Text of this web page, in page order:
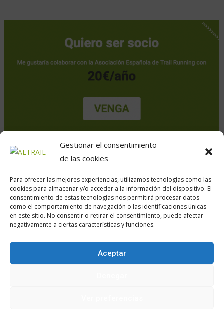
Gestionar el consentimiento
de las cookies
Para ofrecer las mejores experiencias, utilizamos tecnologías como las
cookies para almacenar y/o acceder a la información del dispositivo. El
consentimiento de estas tecnologías nos permitirá procesar datos
como el comportamiento de navegación o las identificaciones únicas
en este sitio. No consentir o retirar el consentimiento, puede afectar
negativamente a ciertas características y funciones.
Aceptar
Calle Daoiz, 12, Madrid